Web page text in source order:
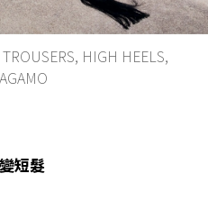
HIGH HEELS,
短髮